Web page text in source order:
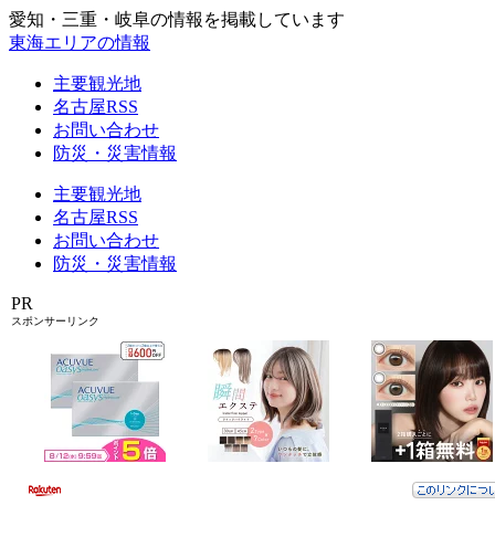
愛知・三重・岐阜の情報を掲載しています
東海エリアの情報
主要観光地
名古屋RSS
お問い合わせ
防災・災害情報
主要観光地
名古屋RSS
お問い合わせ
防災・災害情報
PR
スポンサーリンク